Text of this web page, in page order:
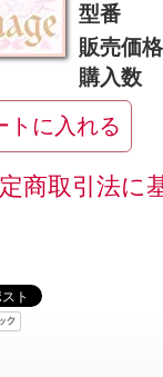
型番
販売価格
購入数
商取引法に